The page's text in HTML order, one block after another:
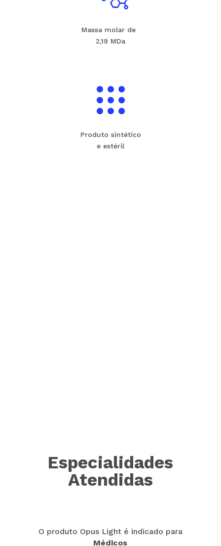
Massa molar de
2,19 MDa
Produto sintético
e estéril
Especialidades
Atendidas
O produto Opus Light é indicado para
Médicos